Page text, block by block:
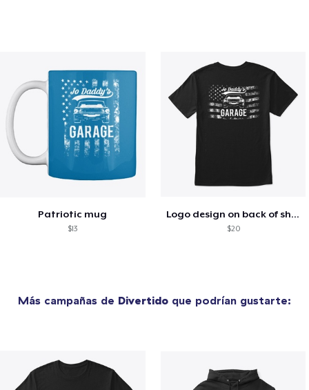
Patriotic mug
$13
Logo design on back of shirt
$20
Más campañas de Divertido que podrían gustarte: